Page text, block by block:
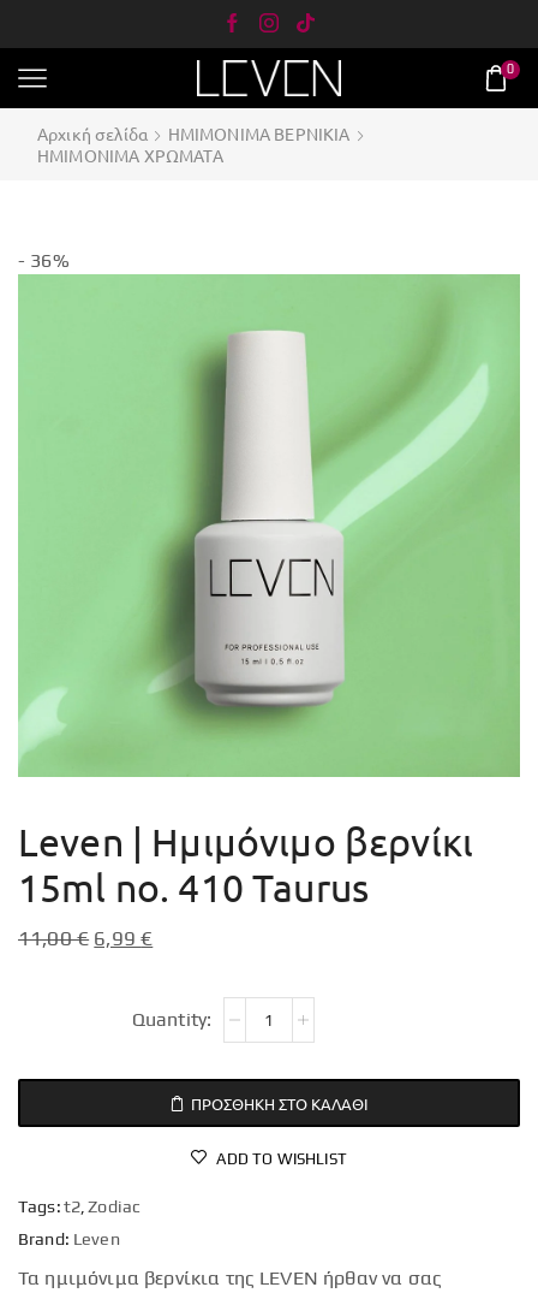
0
Αρχική σελίδα
ΗΜΙΜΟΝΙΜΑ ΒΕΡΝΙΚΙΑ
ΗΜΙΜΟΝΙΜΑ ΧΡΩΜΑΤΑ
- 36%
Leven | Ημιμόνιμο βερνίκι
15ml no. 410 Taurus
11,00€ 6,99€
ΠΡΟΣΘΉΚΗ ΣΤΟ ΚΑΛΆΘΙ
ADD TO WISHLIST
Tags:t2 Zodiac
Brand: Leven
Τα ημιμόνιμα βερνίκια της LEVEN ήρθαν να σας